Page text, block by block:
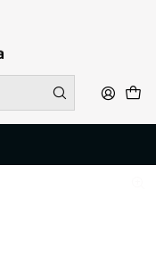
TIENDA, DESDE
Y CORPORATIVA
TECHX T-P